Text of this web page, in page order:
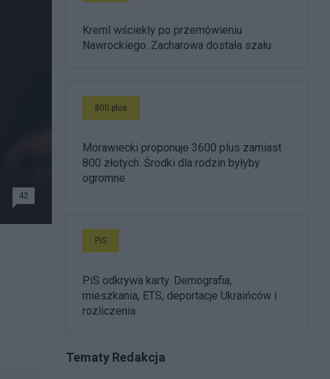
42
Kreml wściekły po przemówieniu
Nawrockiego. Zacharowa dostała szału
800 plus
Morawiecki proponuje 3600 plus zamiast
800 złotych. Środki dla rodzin byłyby
ogromne
PiS
PiS odkrywa karty. Demografia,
mieszkania, ETS, deportacje Ukraińców i
rozliczenia
Tematy Redakcja